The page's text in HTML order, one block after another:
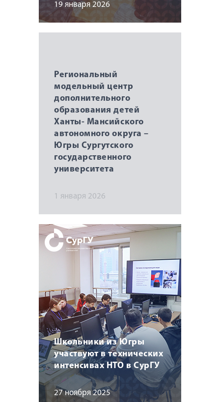
19 января 2026
Региональный
модельный центр
дополнительного
образования детей
Ханты- Мансийского
автономного округа –
Югры Сургутского
государственного
университета
1 января 2026
Школьники из Югры
участвуют в технических
интенсивах НТО в СурГУ
27 ноября 2025